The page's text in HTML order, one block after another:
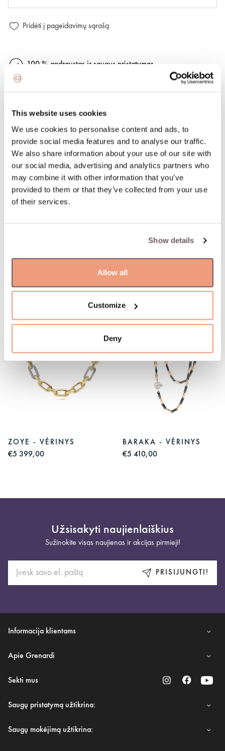
This website uses cookies
We use cookies to personalise content and ads, to
provide social media features and to analyse our traffic.
We also share information about your use of our site with
our social media, advertising and analytics partners who
may combine it with other information that you’ve
provided to them or that they’ve collected from your use
of their services.
Show details
Allow all
Customize
Deny
Pridėti į pageidavimų sąrašą
100 % apdraustas ir saugus pristatymas
PREKĖS APRAŠYMAS
Medžiaga: Auksas
Akmuo:
- Cirkonas (Akmens spalva: Baltas, Akmens svoris: 0.000ct)
Praba: 585
Akmens spalva: Baltas
Prekė: W67661515
Jums gali patikti
ZOYE - VĖRINYS
€5 399,00
BARAKA - VĖRINYS
€5 410,00
Užsisakyti naujienlaiškius
Sužinokite visas naujienas ir akcijas pirmieji!
PRISIJUNGTI!
Informacija klientams
Apie Grenardi
Sekti mus
Saugų pristatymą užtikrina:
Saugų mokėjimą užtikrina: